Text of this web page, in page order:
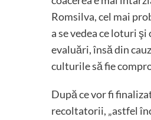
Romsilva, cel mai
a se vedea ce loturi
evaluări, însă din
culturile să fie
După ce vor fi
recoltatorii, „astfel